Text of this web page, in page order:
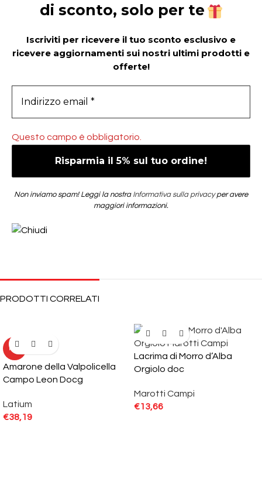
di sconto, solo per te
Iscriviti per ricevere il tuo sconto esclusivo e
ricevere aggiornamenti sui nostri ultimi prodotti e
offerte!
Questo campo è obbligatorio.
Non inviamo spam! Leggi la nostra Informativa sulla privacyper avere
maggiori informazioni.
PRODOTTI CORRELATI
HOT
Amarone della Valpolicella
Campo Leon Docg
Latium
€38,19
Lacrima di Morro d’Alba
Orgiolo doc
Marotti Campi
€13,66